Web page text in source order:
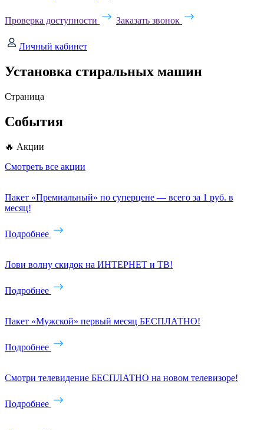
Проверка доступности Заказать звонок
Личный кабинет
Установка стиральных машин
Страница
События
🔥 Акции
Смотреть все акции
Пакет «Премиальный» по суперцене — всего за 1 руб. в
месяц!
Подробнее
Лови волну скидок на ИНТЕРНЕТ и ТВ!
Подробнее
Пакет «Мужской» первый месяц БЕСПЛАТНО!
Подробнее
Смотри телевидение БЕСПЛАТНО на новом телевизоре!
Подробнее